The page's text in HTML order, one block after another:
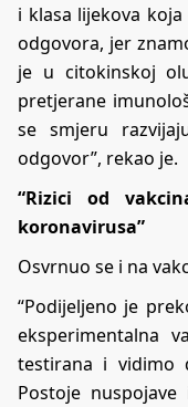
i klasa lijekova
odgovora, jer
je u citokinskoj
pretjerane
se smjeru
odgovor”, rekao je.
“Rizici od
koronavirusa”
Osvrnuo se i na
“Podijeljeno je
eksperimentalna
testirana i vidimo
Postoje